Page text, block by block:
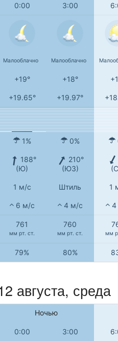
0:00 3:00
Малооблачно Малооблачно
+19° +18°
+19.65° +19.97°
1% 0%
188°
(Ю)
210°
(ЮЗ)
1 м/с Штиль 1
6 м/с 4 м/с 4
761
мм рт. ст.
760
мм рт. ст. мм
79% 80%
августа, среда
Ночью
0:00 3:00